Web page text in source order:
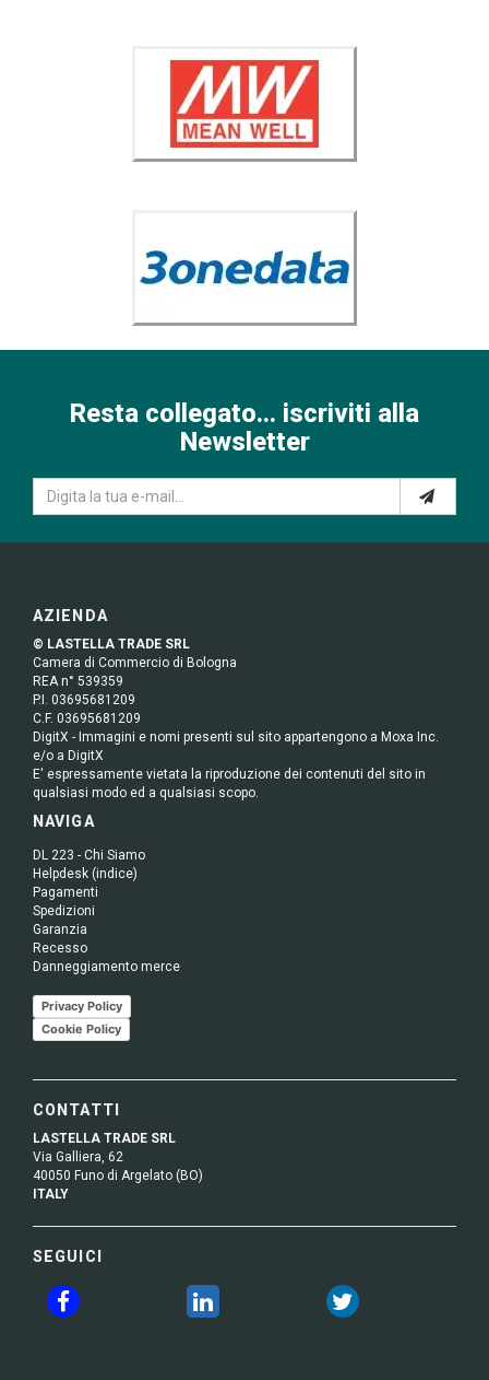
Resta collegato... iscriviti alla
Newsletter
AZIENDA
© LASTELLA TRADE SRL
Camera di Commercio di Bologna
REA n° 539359
P.I. 03695681209
C.F. 03695681209
DigitX - Immagini e nomi presenti sul sito appartengono a Moxa Inc.
e/o a DigitX
E' espressamente vietata la riproduzione dei contenuti del sito in
qualsiasi modo ed a qualsiasi scopo.
NAVIGA
DL 223 - Chi Siamo
Helpdesk (indice)
Pagamenti
Spedizioni
Garanzia
Recesso
Danneggiamento merce
Privacy Policy
Cookie Policy
CONTATTI
LASTELLA TRADE SRL
Via Galliera, 62
40050 Funo di Argelato (BO)
ITALY
SEGUICI